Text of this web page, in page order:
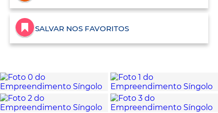
SALVAR NOS FAVORITOS